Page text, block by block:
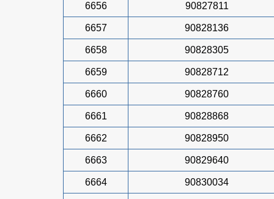
6656 90827811
6657 90828136
6658 90828305
6659 90828712
6660 90828760
6661 90828868
6662 90828950
6663 90829640
6664 90830034